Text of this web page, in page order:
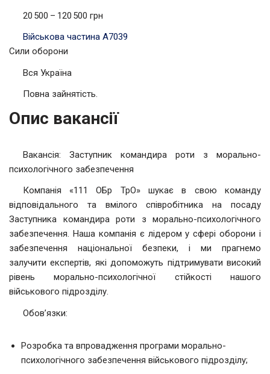
20 500 – 120 500 грн
Військова частина А7039
Сили оборони
Вся Україна
Повна зайнятість.
Опис вакансії
Вакансія: Заступник командира роти з морально-
психологічного забезпечення
Компанія «111 ОБр ТрО» шукає в свою команду
відповідального та вмілого співробітника на посаду
Заступника командира роти з морально-психологічного
забезпечення. Наша компанія є лідером у сфері оборони і
забезпечення національної безпеки, і ми прагнемо
залучити експертів, які допоможуть підтримувати високий
рівень морально-психологічної стійкості нашого
військового підрозділу.
Обов’язки:
Розробка та впровадження програми морально-
психологічного забезпечення військового підрозділу;